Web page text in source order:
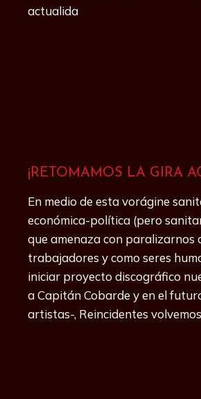
actualida
¡RETOMAMOS LA GIRA
En medio de esta vorágine
económica-política (pero
que amenaza con paralizarnos
trabajadores y como seres
iniciar proyecto discográfico
a Capitán Cobarde y en el
artistas-, Reincidentes